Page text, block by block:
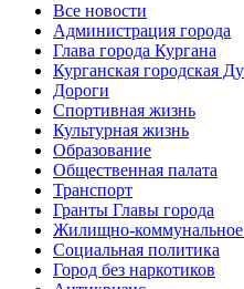
Все новости
Администрация города
Глава города Кургана
Курганская городская
Дороги
Спортивная жизнь
Культурная жизнь
Образование
Общественная палата
Транспорт
Гранты Главы города
Жилищно-коммунальное
Социальная политика
Город без наркотиков